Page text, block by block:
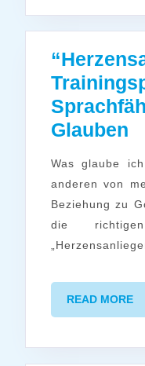
Glauben
Was glaube ich eigentlich? Wie kann ich
anderen von
Beziehung zu
die
READ MORE